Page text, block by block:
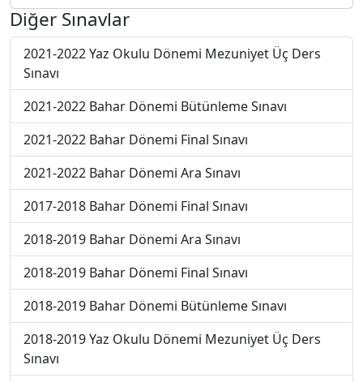
Diğer Sınavlar
2021-2022 Yaz Okulu Dönemi Mezuniyet Üç Ders
Sınavı
2021-2022 Bahar Dönemi Bütünleme Sınavı
2021-2022 Bahar Dönemi Final Sınavı
2021-2022 Bahar Dönemi Ara Sınavı
2017-2018 Bahar Dönemi Final Sınavı
2018-2019 Bahar Dönemi Ara Sınavı
2018-2019 Bahar Dönemi Final Sınavı
2018-2019 Bahar Dönemi Bütünleme Sınavı
2018-2019 Yaz Okulu Dönemi Mezuniyet Üç Ders
Sınavı